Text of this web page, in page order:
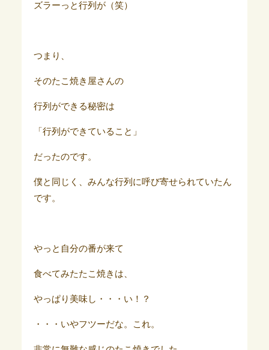
ズラーっと行列が（笑）
つまり、
そのたこ焼き屋さんの
行列ができる秘密は
「行列ができていること」
だったのです。
僕と同じく、みんな行列に呼び寄せられていたん
です。
やっと自分の番が来て
食べてみたたこ焼きは、
やっぱり美味し・・・い！？
・・・いやフツーだな。これ。